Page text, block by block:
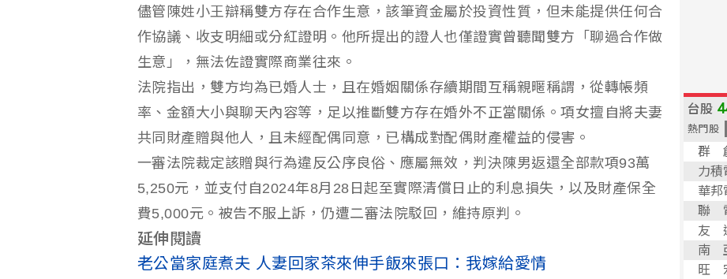
儘管陳姓小王辯稱雙方存在合作生意，該筆資金屬於投資性質，但未能提供任何合
作協議、收支明細或分紅證明。他所提出的證人也僅證實曾聽聞雙方「聊過合作做
生意」，無法佐證實際商業往來。
法院指出，雙方均為已婚人士，且在婚姻關係存續期間互稱親暱稱謂，從轉帳頻
率、金額大小與聊天內容等，足以推斷雙方存在婚外不正當關係。項女擅自將夫妻
共同財產贈與他人，且未經配偶同意，已構成對配偶財產權益的侵害。
一審法院裁定該贈與行為違反公序良俗、應屬無效，判決陳男返還全部款項93萬
5,250元，並支付自2024年8月28日起至實際清償日止的利息損失，以及財產保全
費5,000元。被告不服上訴，仍遭二審法院駁回，維持原判。
延伸閱讀
老公當家庭煮夫 人妻回家茶來伸手飯來張口：我嫁給愛情